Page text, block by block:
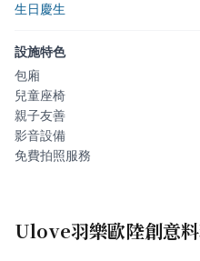
生日慶生
設施特色
包廂
兒童座椅
親子友善
影音設備
免費拍照服務
Ulove羽樂歐陸創意